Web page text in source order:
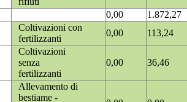
0,00
1.872,27
Coltivazioni con
fertilizzanti
0,00
113,24
Coltivazioni
senza
fertilizzanti
0,00 36,46
Allevamento di
bestiame -